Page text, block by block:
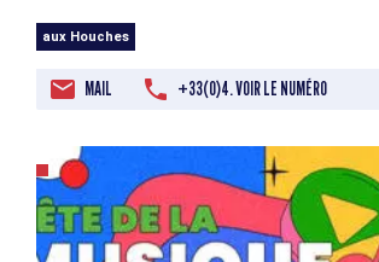
aux Houches
MAIL +33(0)4. VOIR LE NUMÉRO